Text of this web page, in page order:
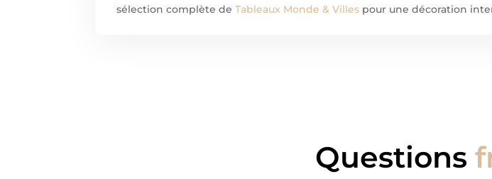
sélection complète deTableaux Monde & Villes pour une décoration
Questions